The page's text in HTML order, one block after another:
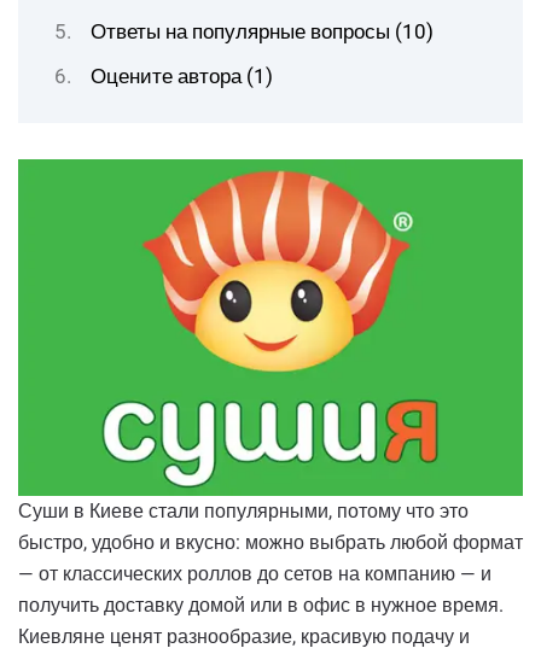
Ответы на популярные вопросы (10)
Оцените автора (1)
Суши в Киеве стали популярными, потому что это
быстро, удобно и вкусно: можно выбрать любой формат
— от классических роллов до сетов на компанию — и
получить доставку домой или в офис в нужное время.
Киевляне ценят разнообразие, красивую подачу и